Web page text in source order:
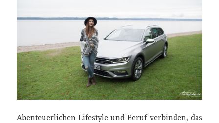
Abenteuerlichen Lifestyle und Beruf verbinden, das